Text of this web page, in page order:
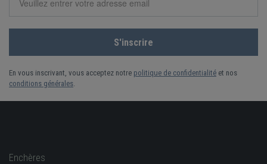
En vous inscrivant, vous acceptez notre politique de confidentialité et nos
conditions générales.
Enchères